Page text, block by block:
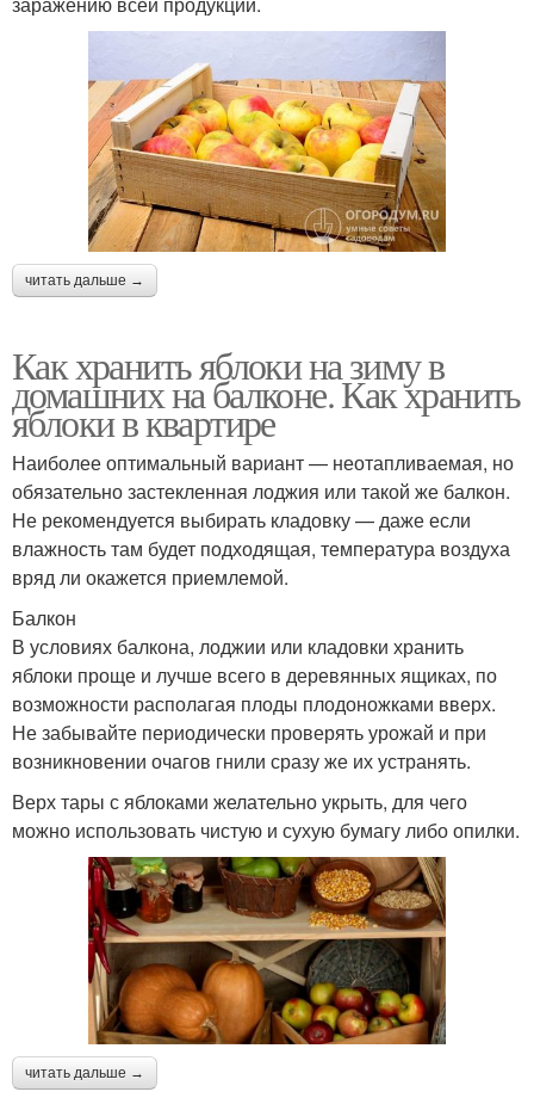
читать дальше →
Как хранить яблоки на зиму в
домашних на балконе. Как хранить
яблоки в квартире
Наиболее оптимальный вариант — неотапливаемая, но
обязательно застекленная лоджия или такой же балкон.
Не рекомендуется выбирать кладовку — даже если
влажность там будет подходящая, температура воздуха
вряд ли окажется приемлемой.
Балкон
В условиях балкона, лоджии или кладовки хранить
яблоки проще и лучше всего в деревянных ящиках, по
возможности располагая плоды плодоножками вверх.
Не забывайте периодически проверять урожай и при
возникновении очагов гнили сразу же их устранять.
Верх тары с яблоками желательно укрыть, для чего
можно использовать чистую и сухую бумагу либо опилки.
читать дальше →